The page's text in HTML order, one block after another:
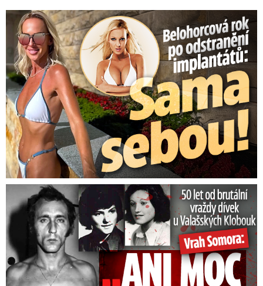
Belohorcová rok po odstranění implantátů: Konečně sama sebou
50 let od běsnění Somory: Těla dívek vrah ukryl na skládce